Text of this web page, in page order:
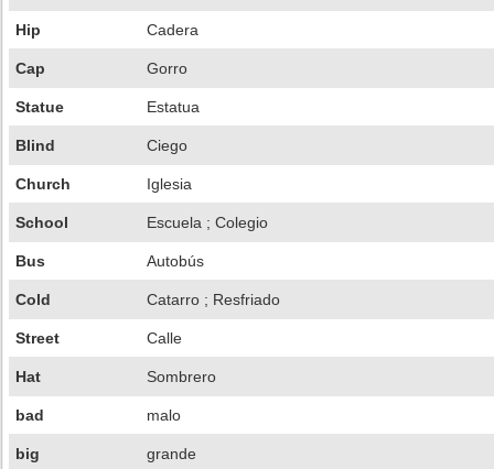
Hip Cadera
Cap Gorro
Statue Estatua
Blind Ciego
Church Iglesia
School Escuela ; Colegio
Bus Autobús
Cold Catarro ; Resfriado
Street Calle
Hat Sombrero
bad malo
big grande